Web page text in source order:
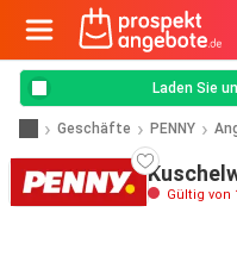
Laden Sie
Geschäfte PENNY
Gültig von